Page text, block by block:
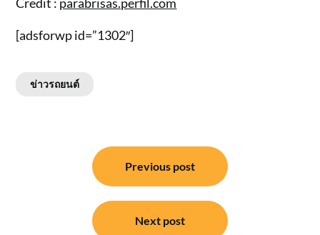
[adsforwp id=”1302″]
ข่าวรถยนต์
Previous post
Next post